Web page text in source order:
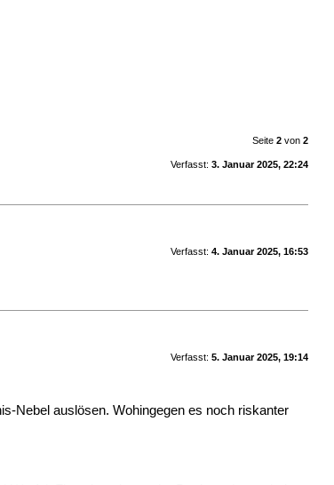
Seite 2von 2
Verfasst: 3. Januar 2025, 22:24
Verfasst: 4. Januar 2025, 16:53
Verfasst: 5. Januar 2025, 19:14
Nebel auslösen. Wohingegen es noch riskanter